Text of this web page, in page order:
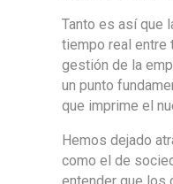
Tanto es así que
tiempo real entre
gestión de la
un punto
que imprime el
Hemos dejado
como el de